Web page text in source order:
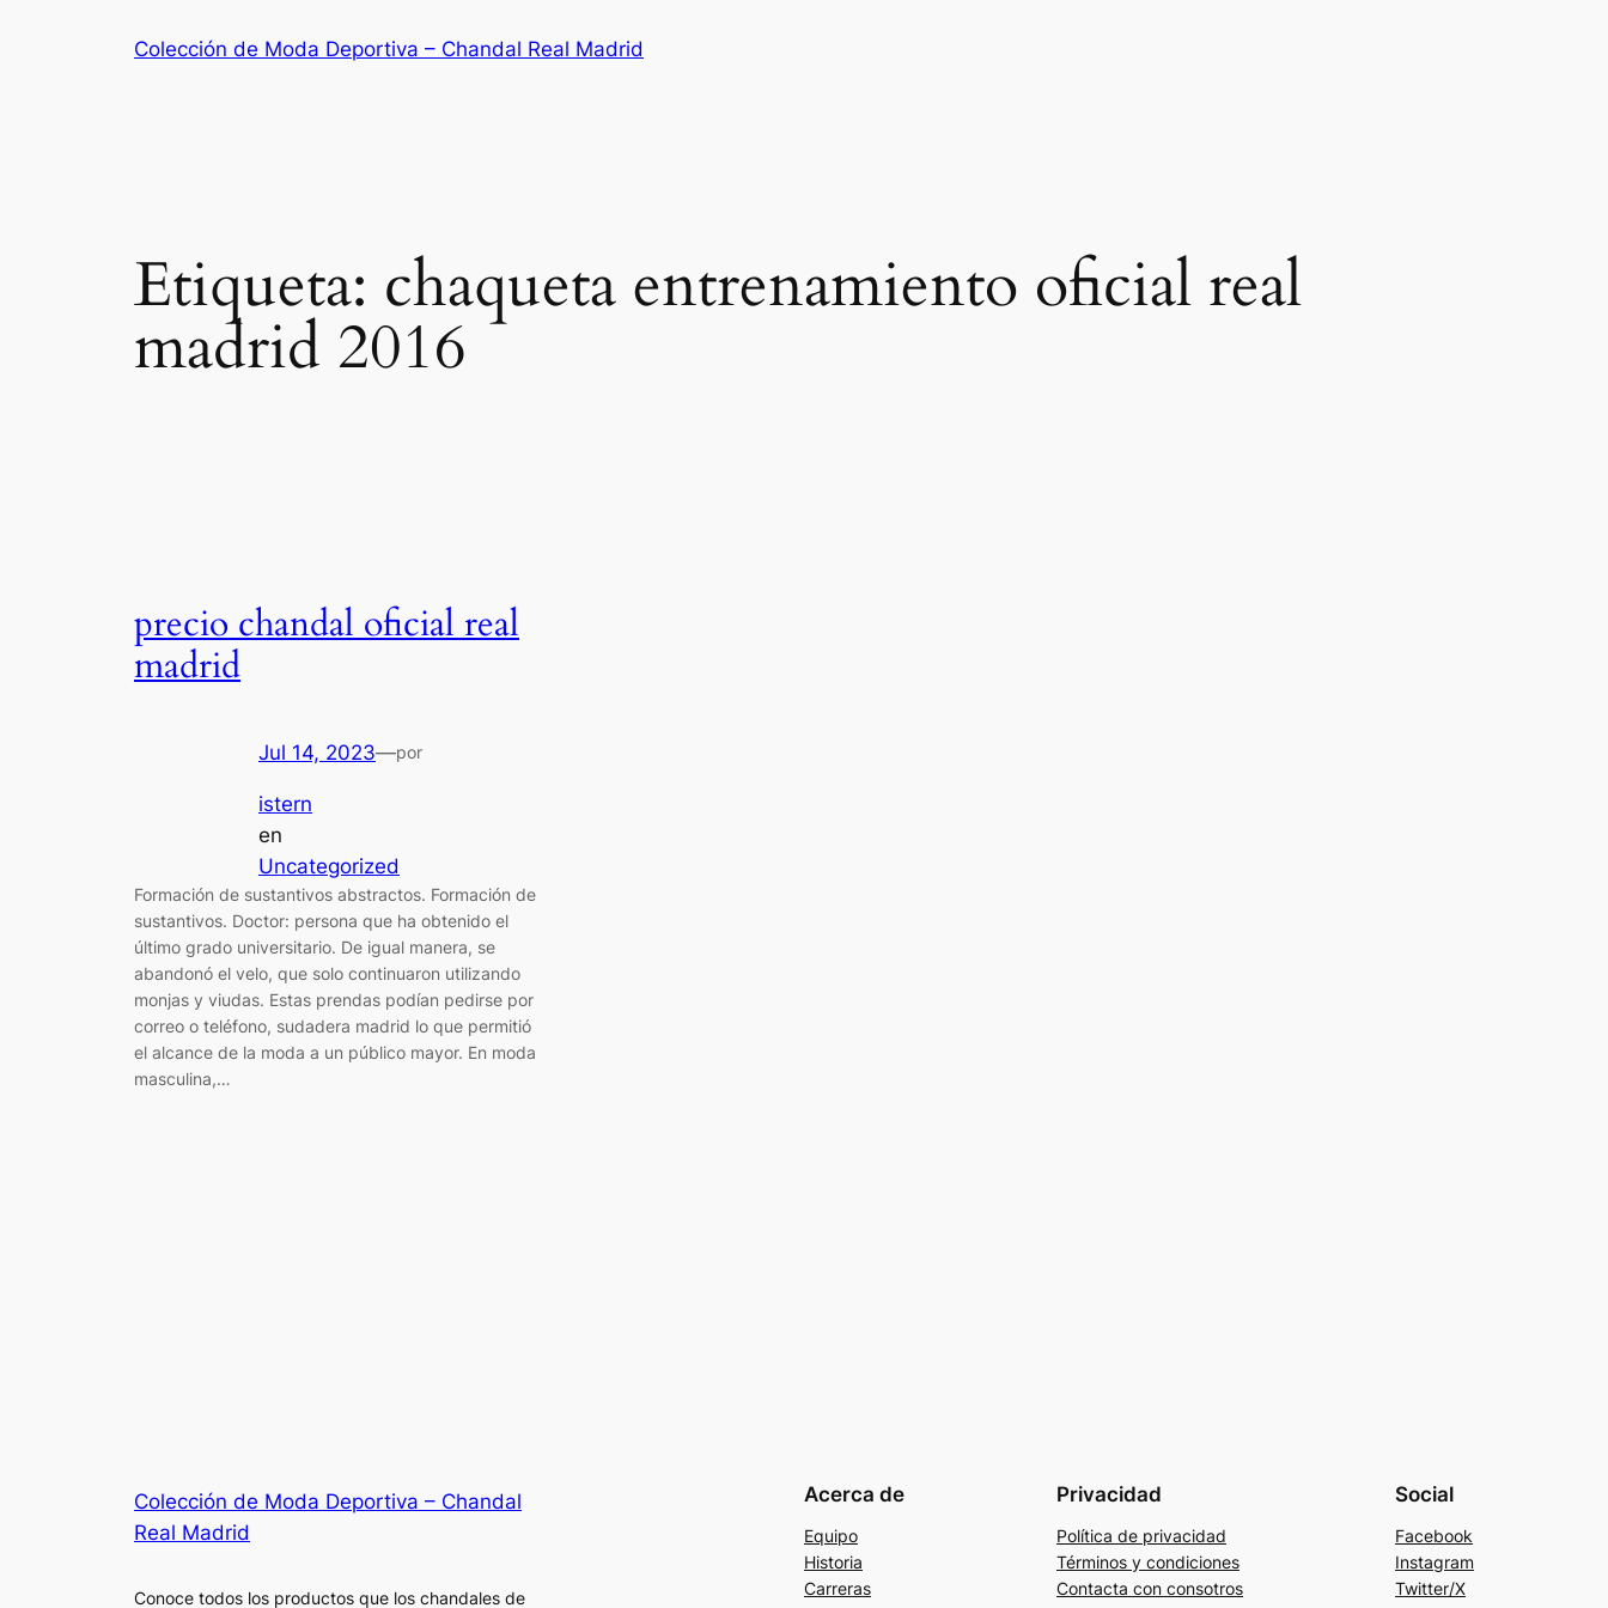
Colección de Moda Deportiva – Chandal Real Madrid
Etiqueta: chaqueta entrenamiento oficial real
madrid 2016
precio chandal oficial real
madrid
Jul 14, 2023—por
istern
en
Uncategorized
Formación de sustantivos abstractos. Formación de
sustantivos. Doctor: persona que ha obtenido el
último grado universitario. De igual manera, se
abandonó el velo, que solo continuaron utilizando
monjas y viudas. Estas prendas podían pedirse por
correo o teléfono, sudadera madrid lo que permitió
el alcance de la moda a un público mayor. En moda
masculina,…
Colección de Moda Deportiva – Chandal
Real Madrid
Conoce todos los productos que los chandales de
Acerca de
Equipo
Historia
Carreras
Privacidad
Política de privacidad
Términos y condiciones
Contacta con consotros
Social
Facebook
Instagram
Twitter/X